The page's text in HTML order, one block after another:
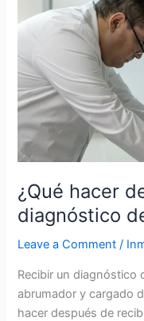
¿Qué hacer
diagnóstico
Leave a Comment /
Recibir un diagnóstico
abrumador y cargado
hacer después de
hacer
después
recibir
un
diagnóstico
de
cáncer
Perú?